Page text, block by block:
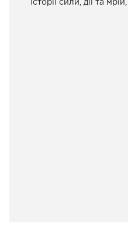
Історії сили, дії та